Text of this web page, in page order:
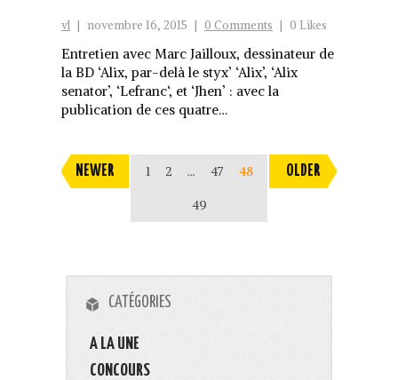
vl | novembre 16, 2015 | 0 Comments | 0 Likes
Entretien avec Marc Jailloux, dessinateur de
la BD ‘Alix, par-delà le styx’ ‘Alix’, ‘Alix
senator’, ‘Lefranc‘, et ‘Jhen’ : avec la
publication de ces quatre…
NEWER 1 2 … 47 48
49
OLDER
CATÉGORIES
A LA UNE
CONCOURS